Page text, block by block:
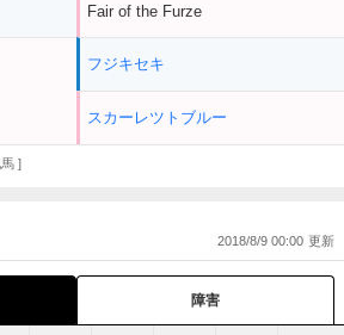
Fair of the Furze
フジキセキ
スカーレツトブルー
]
2018/8/9 00:00
障害